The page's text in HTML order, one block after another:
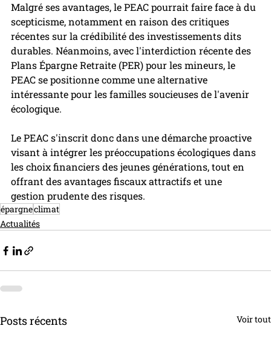
Malgré ses avantages, le PEAC pourrait faire face à du
scepticisme, notamment en raison des critiques
récentes sur la crédibilité des investissements dits
durables. Néanmoins, avec l'interdiction récente des
Plans Épargne Retraite (PER) pour les mineurs, le
PEAC se positionne comme une alternative
intéressante pour les familles soucieuses de l'avenir
écologique.
Le PEAC s'inscrit donc dans une démarche proactive
visant à intégrer les préoccupations écologiques dans
les choix financiers des jeunes générations, tout en
offrant des avantages fiscaux attractifs et une
gestion prudente des risques.
épargneclimat
Actualités
Posts récents Voir tout